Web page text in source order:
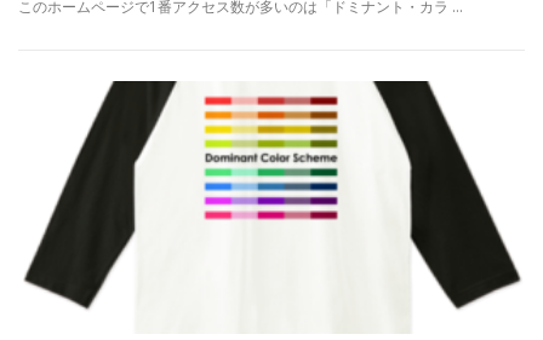
このホームページで1番アクセス数が多いのは「ドミナント・カラ …